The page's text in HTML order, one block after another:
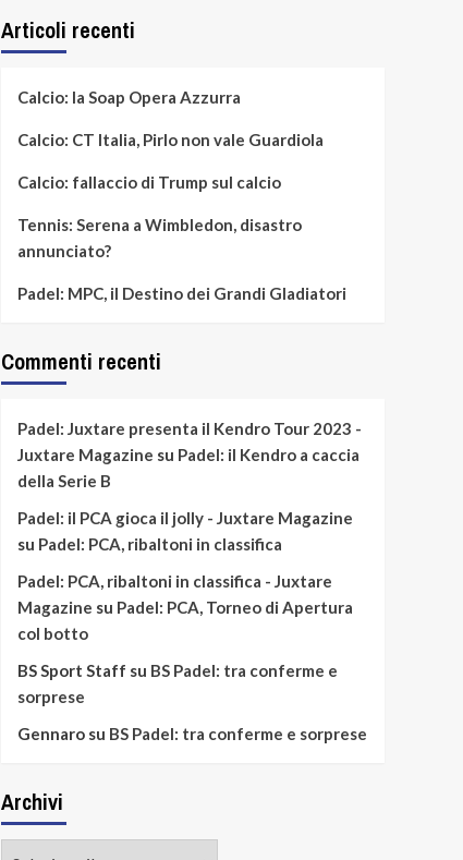
Articoli recenti
Calcio: la Soap Opera Azzurra
Calcio: CT Italia, Pirlo non vale Guardiola
Calcio: fallaccio di Trump sul calcio
Tennis: Serena a Wimbledon, disastro
annunciato?
Padel: MPC, il Destino dei Grandi Gladiatori
Commenti recenti
Padel: Juxtare presenta il Kendro Tour 2023 -
Juxtare Magazine su Padel: il Kendro a caccia
della Serie B
Padel: il PCA gioca il jolly - Juxtare Magazine
su Padel: PCA, ribaltoni in classifica
Padel: PCA, ribaltoni in classifica - Juxtare
Magazine su Padel: PCA, Torneo di Apertura
col botto
BS Sport Staff su BS Padel: tra conferme e
sorprese
Gennarosu BS Padel: tra conferme e sorprese
Archivi